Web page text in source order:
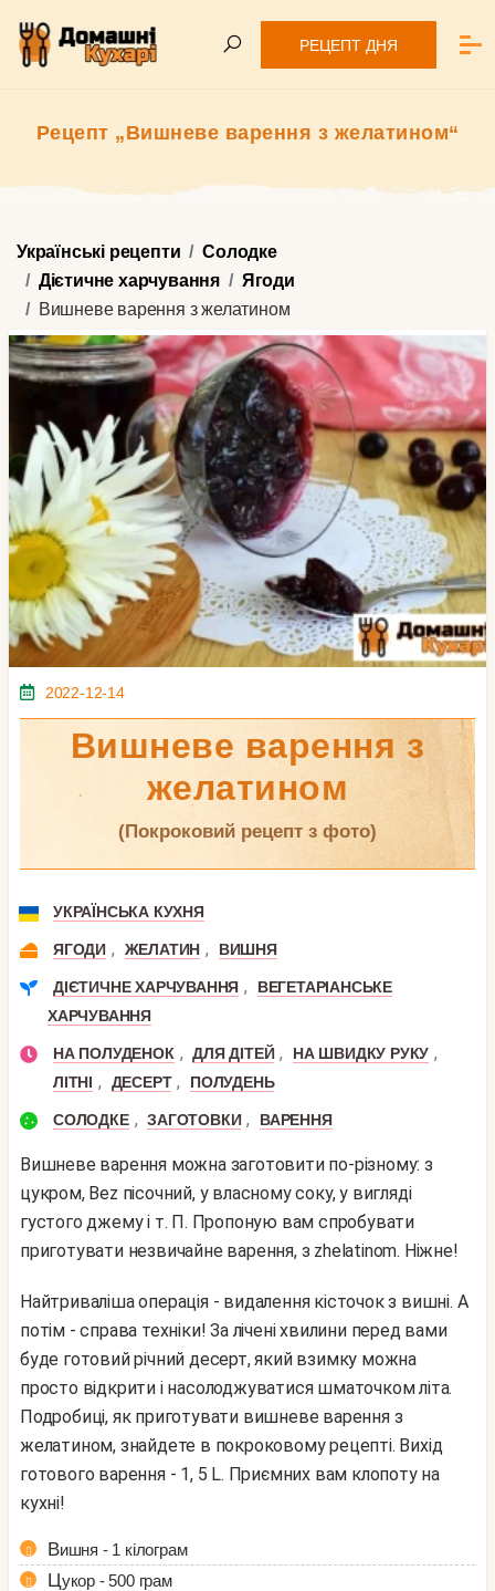
РЕЦЕПТ ДНЯ
Рецепт „Вишневе варення з желатином“
Українські рецепти
Солодке
Дієтичне харчування
Ягоди
Вишневе варення з желатином
2022-12-14
Вишневе варення з
желатином
(покроковий рецепт з фото)
УКРАЇНСЬКА КУХНЯ
ЯГОДИ , ЖЕЛАТИН , ВИШНЯ
ДІЄТИЧНЕ ХАРЧУВАННЯ ,
ВЕГЕТАРІАНСЬКЕ
ХАРЧУВАННЯ
НА ПОЛУДЕНОК , ДЛЯ ДІТЕЙ , НА ШВИДКУ РУКУ ,
ЛІТНІ , ДЕСЕРТ , ПОЛУДЕНЬ
СОЛОДКЕ , ЗАГОТОВКИ , ВАРЕННЯ
Вишневе варення можна заготовити по-різному: з
цукром, Bez пісочний, у власному соку, у вигляді
густого джему і т. П. Пропоную вам спробувати
приготувати незвичайне варення, з zhelatinom. Ніжне!
Найтриваліша операція - видалення кісточок з вишні. А
потім - справа техніки! За лічені хвилини перед вами
буде готовий річний десерт, який взимку можна
просто відкрити і насолоджуватися шматочком літа.
Подробиці, як приготувати вишневе варення з
желатином, знайдете в покроковому рецепті. Вихід
готового варення - 1, 5 L. Приємних вам клопоту на
кухні!
Вишня - 1 кілограм
Цукор - 500 грам